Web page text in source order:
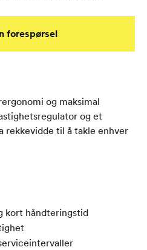
forespørsel
og maksimal
og et
rekkevidde til å takle enhver
kort håndteringstid